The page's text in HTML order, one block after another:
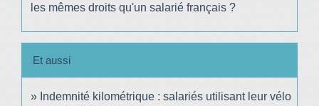
les mêmes droits qu'un salarié français ?
Et aussi
Indemnité kilométrique : salariés utilisant leur vélo